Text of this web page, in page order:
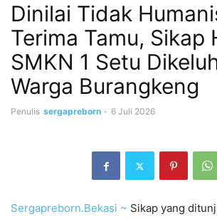
Dinilai Tidak
Terima Tamu, Sikap
SMKN 1 Setu
Warga Burangkeng
Penulis sergapreborn - 6 Juli 2026
Sergapreborn.Bekasi ~ Sikap yang